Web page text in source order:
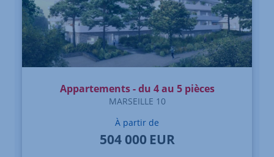
Appartements - du 4 au 5 pièces
MARSEILLE 10
À partir de
504 000 EUR